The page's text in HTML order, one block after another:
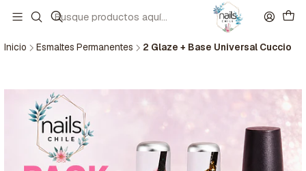
Inicio Esmaltes Permanentes 2 Glaze + Base Universal Cuccio